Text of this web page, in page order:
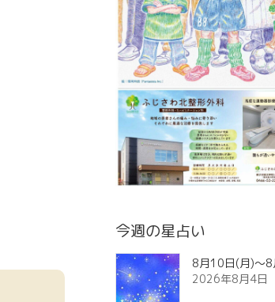
今週の星占い
8月10日(月)～
2026年8月4日